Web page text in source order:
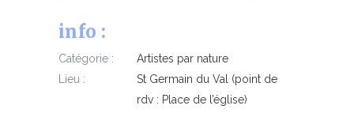
info :
Catégorie :
Artistes par nature
Lieu :
St Germain du Val (point de
rdv : Place de l’église)